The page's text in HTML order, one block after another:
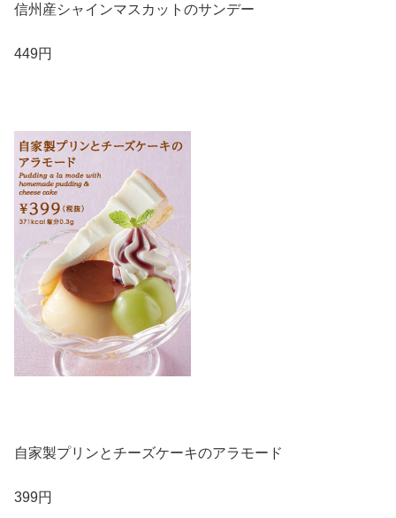
信州産シャインマスカットのサンデー
449円
自家製プリンとチーズケーキのアラモード
399円